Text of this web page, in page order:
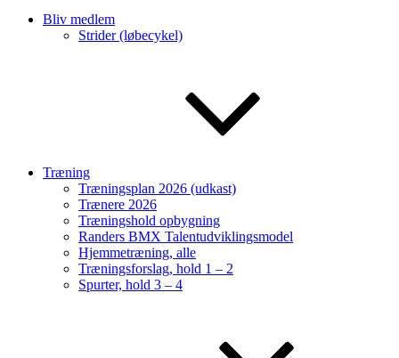
Bliv medlem
Strider (løbecykel)
Træning
Træningsplan 2026 (udkast)
Trænere 2026
Træningshold opbygning
Randers BMX Talentudviklingsmodel
Hjemmetræning, alle
Træningsforslag, hold 1 – 2
Spurter, hold 3 – 4